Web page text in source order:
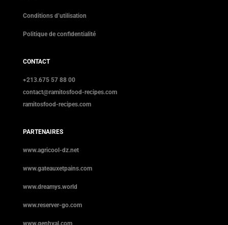
Conditions d’utilisation
Politique de confidentialité
CONTACT
+213.675 57 88 00
contact@ramitosfood-recipes.com
ramitosfood-recipes.com
PARTENAIRES
www.agricool-dz.net
www.gateauxetpains.com
www.dreamys.world
www.reserver-go.com
www.genhyal.com